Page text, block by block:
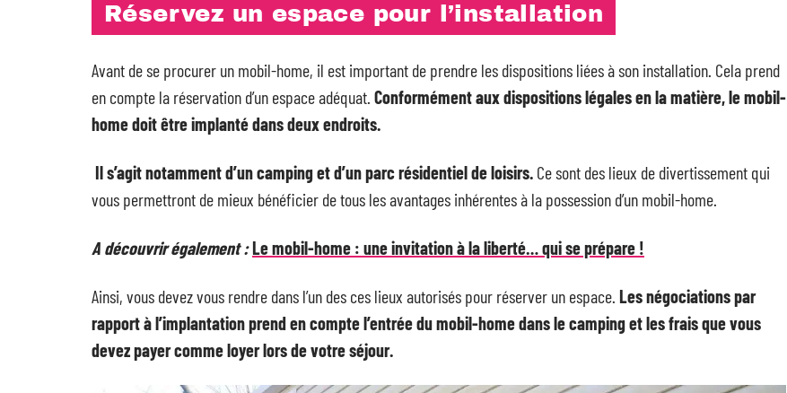
Réservez un espace pour l’installation
Avant de se procurer un mobil-home, il est important de prendre les dispositions liées à son installation. Cela prend
en compte la réservation d’un espace adéquat. Conformément aux dispositions légales en la matière, le mobil-
home doit être implanté dans deux endroits.
Il s’agit notamment d’un camping et d’un parc résidentiel de loisirs. Ce sont des lieux de divertissement qui
vous permettront de mieux bénéficier de tous les avantages inhérentes à la possession d’un mobil-home.
A découvrir également :Le mobil-home : une invitation à la liberté… qui se prépare !
Ainsi, vous devez vous rendre dans l’un des ces lieux autorisés pour réserver un espace. Les négociations par
rapport à l’implantation prend en compte l’entrée du mobil-home dans le camping et les frais que vous
devez payer comme loyer lors de votre séjour.